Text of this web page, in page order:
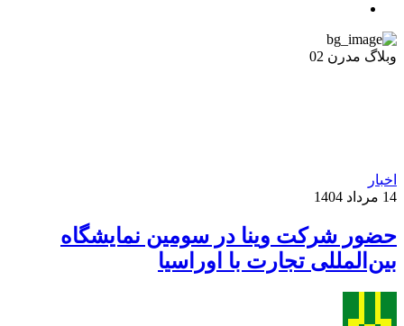
وبلاگ مدرن 02
اخبار
14 مرداد 1404
حضور شرکت وینا در سومین نمایشگاه
بین‌المللی تجارت با اوراسیا